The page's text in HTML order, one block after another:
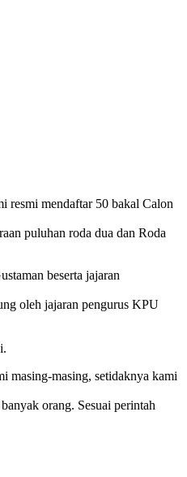
resmi mendaftar 50 bakal Calon
puluhan roda dua dan Roda
beserta jajaran
oleh jajaran pengurus KPU
masing-masing, setidaknya kami
orang. Sesuai perintah